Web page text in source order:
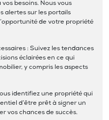
besoins. Nous vous
alertes sur les portails
de votre propriété
: Suivez les tendances
éclairées en ce qui
y compris les aspects
identifiez une propriété qui
d’être prêt à signer un
vos chances de succès.